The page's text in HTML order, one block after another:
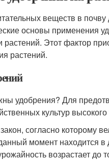
веществ в
основы применения
растений. Этот фактор
растений.
удобрения? Для
культур
согласно которому
момент находится в
возрастает до